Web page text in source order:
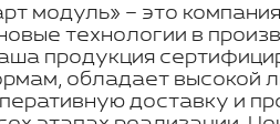
модуль» – это
технологии в
продукция
обладает высокой
доставку и